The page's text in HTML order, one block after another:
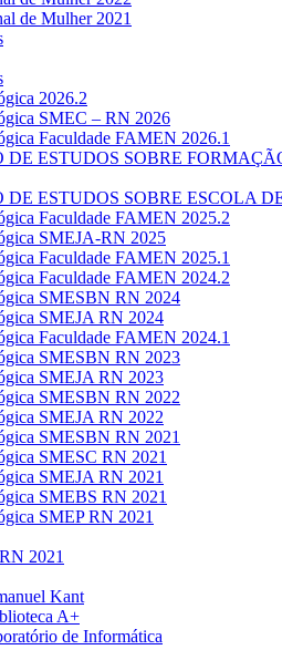
de Mulher 2021
2026.2
SMEC – RN 2026
Faculdade FAMEN 2026.1
DE ESTUDOS SOBRE
DE ESTUDOS SOBRE ESCOLA
Faculdade FAMEN 2025.2
SMEJA-RN 2025
Faculdade FAMEN 2025.1
Faculdade FAMEN 2024.2
SMESBN RN 2024
SMEJA RN 2024
Faculdade FAMEN 2024.1
SMESBN RN 2023
SMEJA RN 2023
SMESBN RN 2022
SMEJA RN 2022
SMESBN RN 2021
SMESC RN 2021
SMEJA RN 2021
SMEBS RN 2021
SMEP RN 2021
2021
Kant
A+
de Informática